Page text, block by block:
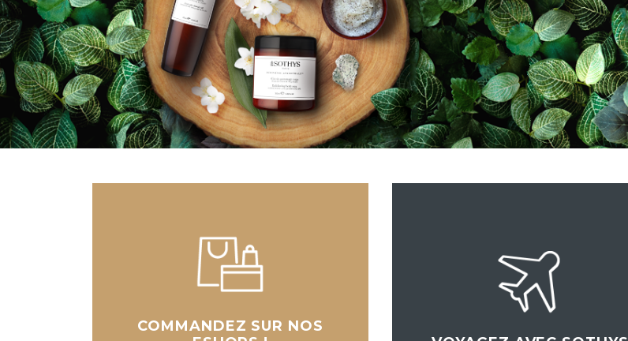
38230 CHAVANOZ
INSTITUT AROME BEAUTE CONCEPT
153 AVE DE LA REPUBLIQUE
91230 MONTGERON
BELLE ET ZEN
INSTITUT DE BEAUTE BROCELIANDE
L'ATELIER DE DIANACOMMANDEZ SUR NOS